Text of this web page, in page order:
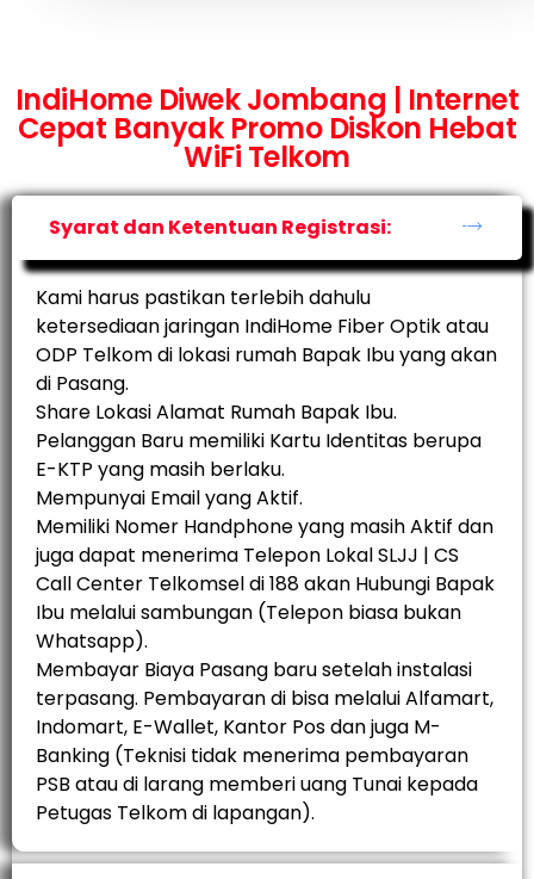
IndiHome Diwek Jombang | Internet
Cepat Banyak Promo Diskon Hebat
WiFi Telkom
Syarat dan Ketentuan Registrasi:
Kami harus pastikan terlebih dahulu
ketersediaan jaringan IndiHome Fiber Optik atau
ODP Telkom di lokasi rumah Bapak Ibu yang akan
di Pasang.
Share Lokasi Alamat Rumah Bapak Ibu.
Pelanggan Baru memiliki Kartu Identitas berupa
E-KTP yang masih berlaku.
Mempunyai Email yang Aktif.
Memiliki Nomer Handphone yang masih Aktif dan
juga dapat menerima Telepon Lokal SLJJ | CS
Call Center Telkomsel di 188 akan Hubungi Bapak
Ibu melalui sambungan (Telepon biasa bukan
Whatsapp).
Membayar Biaya Pasang baru setelah instalasi
terpasang. Pembayaran di bisa melalui Alfamart,
Indomart, E-Wallet, Kantor Pos dan juga M-
Banking (Teknisi tidak menerima pembayaran
PSB atau di larang memberi uang Tunai kepada
Petugas Telkom di lapangan).